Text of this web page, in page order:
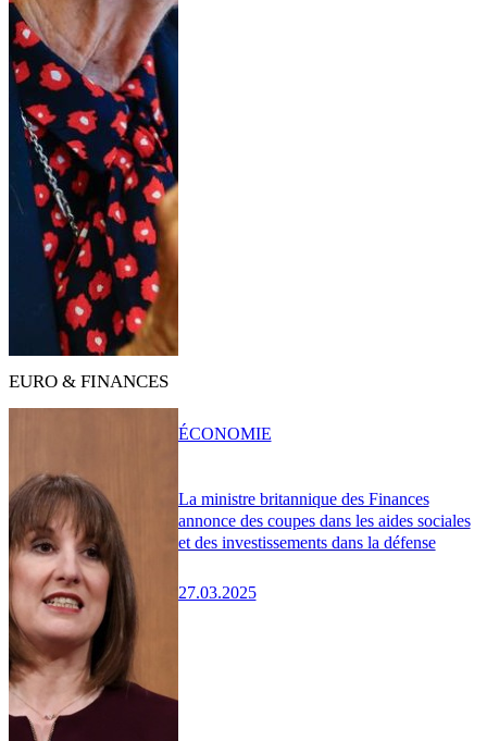
EURO & FINANCES
La ministre britannique des Finances
annonce des coupes dans les aides sociales
et des investissements dans la défense
27.03.2025
ÉCONOMIE